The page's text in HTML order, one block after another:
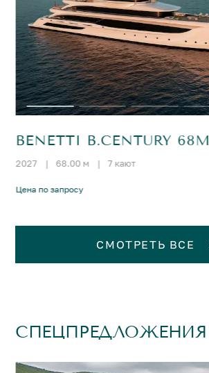
BENETTI B.CENTURY 68M
2027 | 68.00 м | 7 кают
Цена по запросу
СМОТРЕТЬ ВСЕ
СПЕЦПРЕДЛОЖЕНИЯ